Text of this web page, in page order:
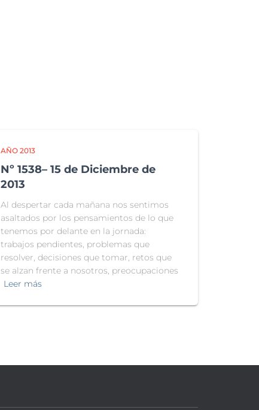
AÑO 2013
Nº 1538– 15 de Diciembre de
2013
Al despertar cada mañana nos sentimos
asaltados por los pensamientos de lo que
tenemos por delante en la jornada:
trabajos pendientes, problemas que
resolver, decisiones que tomar, retos que
se alzan frente a nosotros, preocupaciones
Leer más